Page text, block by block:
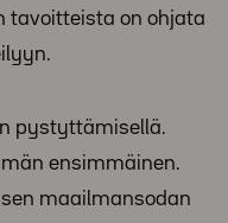
tavoitteista on ohjata
pystyttämisellä.
ensimmäinen.
maailmansodan